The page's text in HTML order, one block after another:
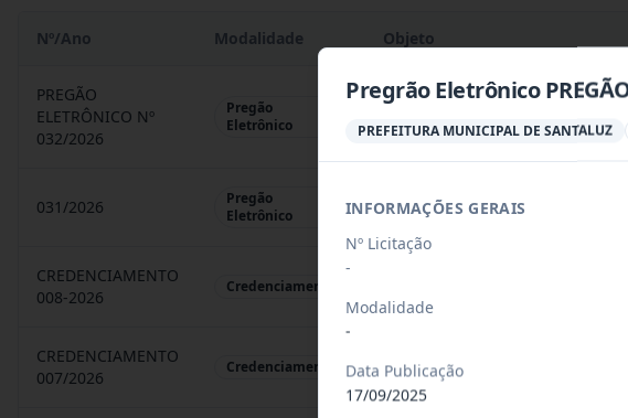
Nº/Ano Modalidade Objeto
PREGÃO
ELETRÔNICO Nº
032/2026
Pregão
Eletrônico
031/2026
Pregão
Eletrônico
REGISTRO DE PREÇOS PARA
CREDENCIAMENTO
008-2026
Credenciamento
CREDENCIAMENTO
007/2026
Credenciamento CHAMAMENTO PÚBLICO PARA
Pregrão Eletrônico
PREFEITURA MUNICIPAL DE SANTALUZ
INFORMAÇÕES GERAIS
Nº Licitação
-
Modalidade
-
Data Publicação
17/09/2025